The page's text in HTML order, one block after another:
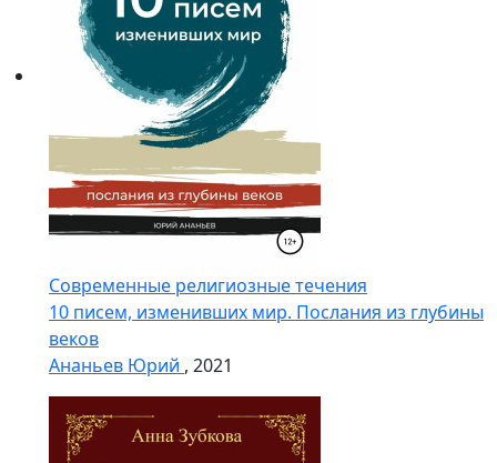
Современные религиозные течения
10 писем, изменивших мир. Послания из глубины
веков
Ананьев Юрий , 2021